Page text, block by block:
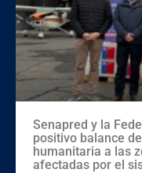
Senapred y la
positivo balance
humanitaria a las
afectadas por el